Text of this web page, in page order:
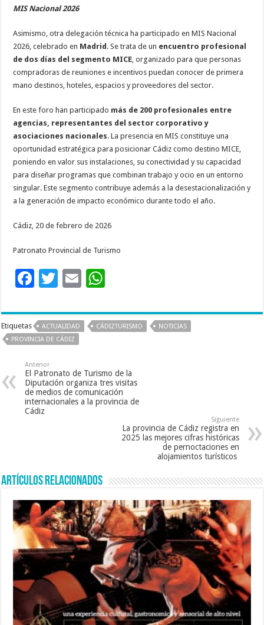
MIS Nacional 2026
Asimismo, otra delegación técnica ha participado en MIS Nacional
2026, celebrado en Madrid . Se trata de un encuentro profesional
de dos días del segmento MICE, organizado para que personas
compradoras de reuniones e incentivos puedan conocer de primera
mano destinos, hoteles, espacios y proveedores del sector.
En este foro han participado más de 200 profesionales entre
agencias, representantes del sector corporativo y
asociaciones nacionales. La presencia en MIS constituye una
oportunidad estratégica para posicionar Cádiz como destino MICE,
poniendo en valor sus instalaciones, su conectividad y su capacidad
para diseñar programas que combinan trabajo y ocio en un entorno
singular. Este segmento contribuye además a la desestacionalización y
a la generación de impacto económico durante todo el año.
Cádiz, 20 de febrero de 2026
Patronato Provincial de Turismo
F
e
b
o
k
T
tt
er
E
ai
l
at
sA
p
Etiquetas ACTUALIDAD CÁDIZTURISMO
NOTICIAS
PROVINCIA DE CÁDIZ
Anterior
El Patronato de Turismo de la
Diputación organiza tres visitas
de medios de comunicación
internacionales a la provincia de
Cádiz
Siguiente
La provincia de Cádiz registra en
2025 las mejores cifras históricas
de pernoctaciones en
alojamientos turísticos
Artículos relacionados